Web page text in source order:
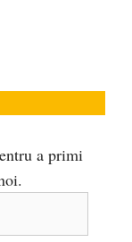
a primi